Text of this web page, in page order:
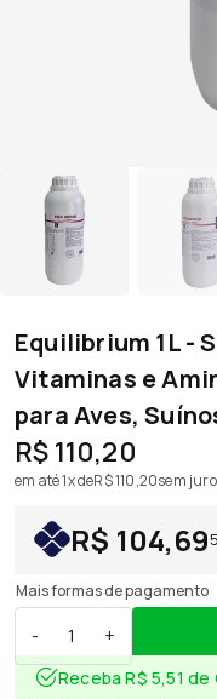
Equilibrium 1L -
Vitaminas e
para Aves,
R$ 110,20
em até 1x deR$ 110,20sem
R$ 104,69
Mais formas de pagamento
- +
Receba R$ 5,51 de